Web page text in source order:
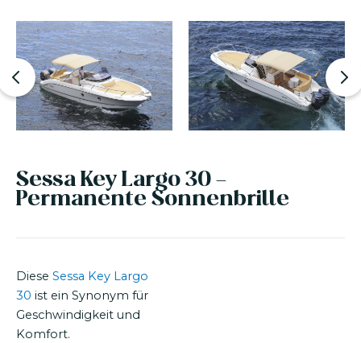
Sessa Key Largo 30 -
Permanente Sonnenbrille
Diese Sessa Key Largo
30 ist ein Synonym für
Geschwindigkeit und
Komfort.